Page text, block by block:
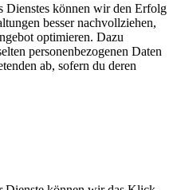
Dienstes können wir den Erfolg
besser nachvollziehen,
optimieren. Dazu
personenbezogenen Daten
ab, sofern du deren